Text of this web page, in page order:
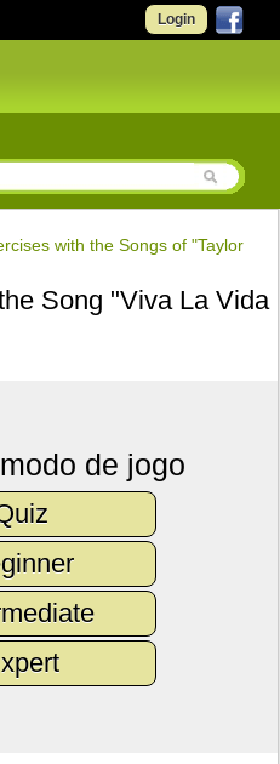
Login
with the Songs of "Taylor
Song "Viva La Vida
de jogo